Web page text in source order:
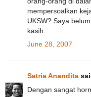
mempersoalkan
UKSW? Saya
kasih.
June 28, 2007
Satria Anandita
Dengan sangat